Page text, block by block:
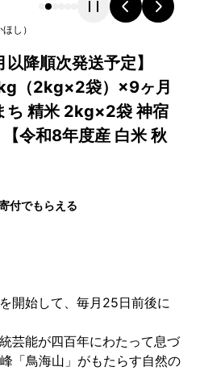
ほし ）
以降順次発送予定】
（2kg×2袋）×9ヶ月
ち 精米 2kg×2袋 神宿
令和8年度産 白米 秋
付でもらえる
開始して、毎月25日前後に
芸能が四百年にわたって息づ
「鳥海山」がもたらす自然の